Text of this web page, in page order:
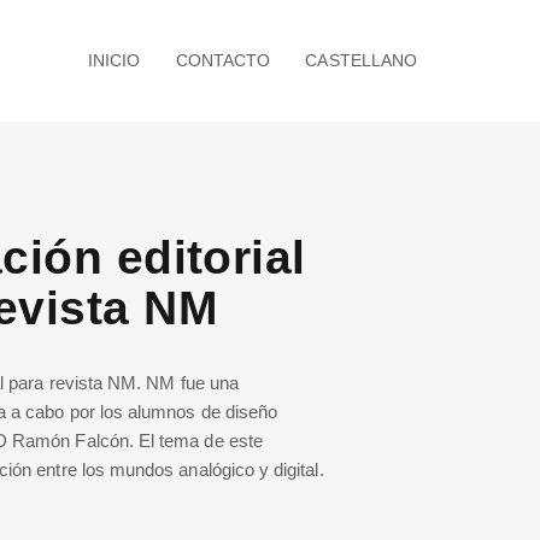
INICIO CONTACTO CASTELLANO
editorial
NM
para revista NM. NM fue una
a cabo por los alumnos de diseño
Ramón Falcón. El tema de este
entre los mundos analógico y digital.